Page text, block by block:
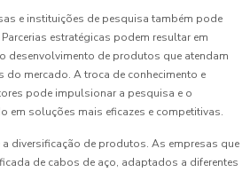
e instituições de pesquisa também pode
estratégicas podem resultar em
desenvolvimento de produtos que atendam
do mercado. A troca de conhecimento e
pode impulsionar a pesquisa e o
em soluções mais eficazes e competitivas.
diversificação de produtos. As empresas que
de cabos de aço, adaptados a diferentes